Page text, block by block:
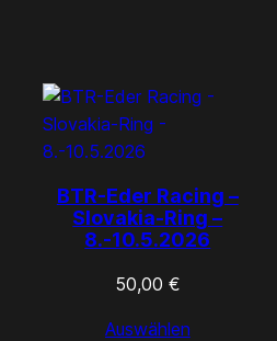
BTR-Eder Racing –
Slovakia-Ring –
8.-10.5.2026
50,00 €
Auswählen